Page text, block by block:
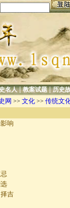
名人|教案试题|历史
网 >> 文化>> 传统文
响
吉